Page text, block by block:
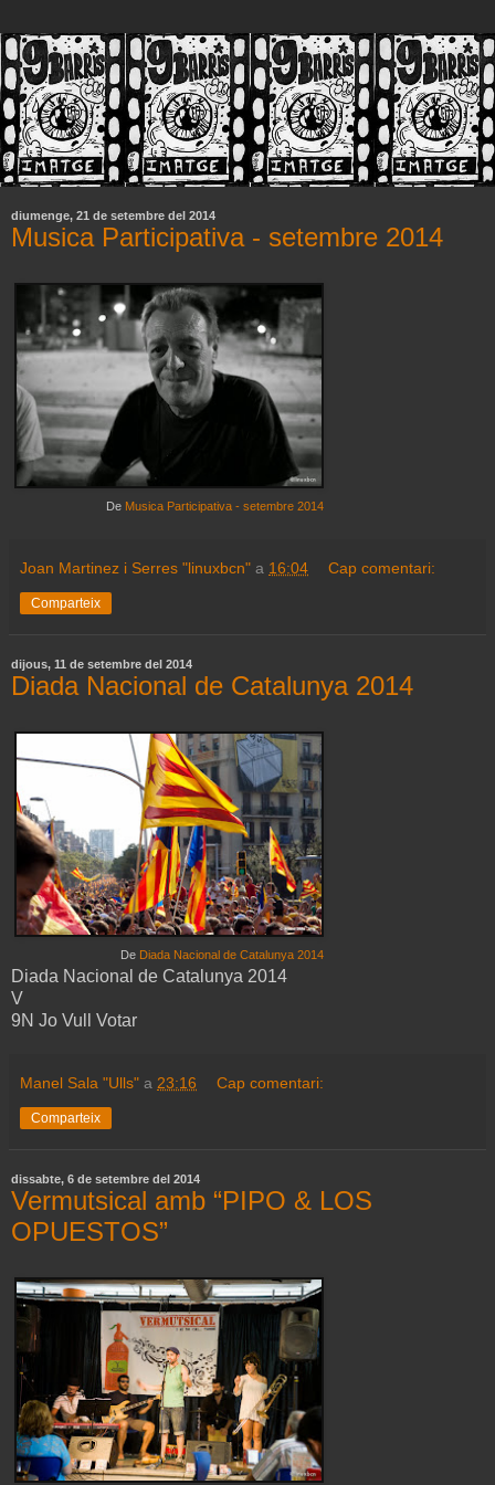
diumenge, 21 de setembre del 2014
Musica Participativa - setembre 2014
De Musica Participativa - setembre 2014
Joan Martinez i Serres "linuxbcn" a 16:04 Cap comentari:
Comparteix
dijous, 11 de setembre del 2014
Diada Nacional de Catalunya 2014
De Diada Nacional de Catalunya 2014
Diada Nacional de Catalunya 2014
V
9N Jo Vull Votar
Manel Sala "Ulls" a 23:16 Cap comentari:
Comparteix
dissabte, 6 de setembre del 2014
Vermutsical amb “PIPO & LOS
OPUESTOS”